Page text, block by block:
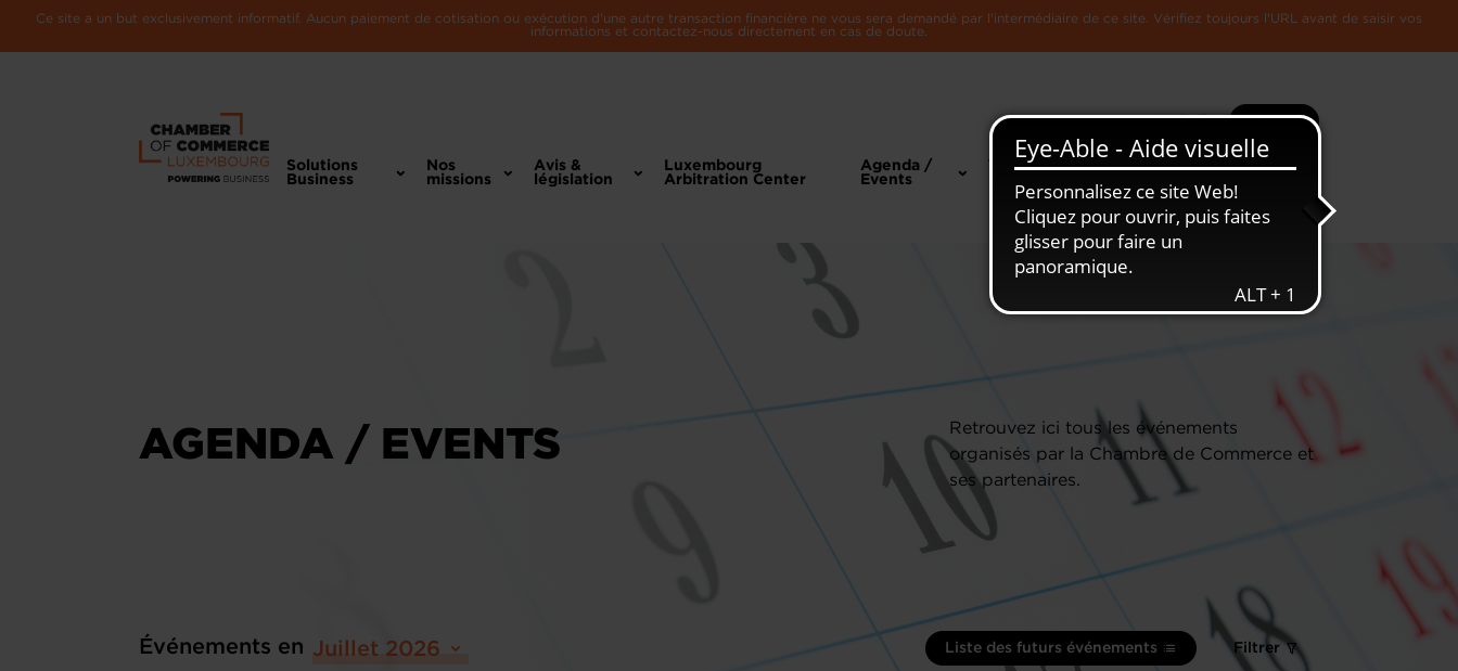
Ce site a un but exclusivement informatif. Aucun paiement de cotisation ou exécution d'une autre transaction financière ne vous sera demandé par l'intermédiaire de ce site. Vérifiez toujours l'URL avant de saisir vos
informations et contactez-nous directement en cas de doute.
Recherche Plus
Solutions
Business
Nos
missions
Avis &
législation
Luxembourg
Arbitration Center
Agenda /
Events
Toute
L'Economie
AGENDA / EVENTS
Retrouvez ici tous les événements
organisés par la Chambre de Commerce et
ses partenaires.
Événements en Juillet 2026 Liste des futurs événements Filtrer